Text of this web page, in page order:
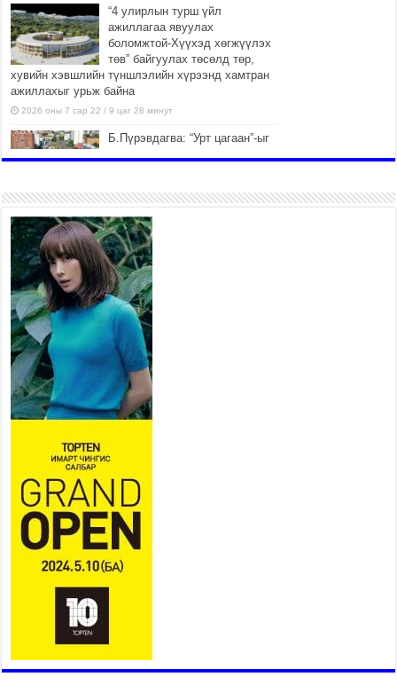
“4 улирлын турш үйл
ажиллагаа явуулах
боломжтой-Хүүхэд хөгжүүлэх
төв” байгуулах төсөлд төр,
хувийн хэвшлийн түншлэлийн хүрээнд хамтран
ажиллахыг урьж байна
2026 оны 7 сар 22 / 9 цаг 28 минут
Б.Пүрэвдагва: “Урт цагаан”-ыг
2026 оны 7 сар 21 / 16 цаг 47 минут
Тусгай замын автобус /BRT/
төслийн удирдах хорооны
ээлжит хуралдаан боллоо
2026 оны 7 сар 21 / 16 цаг 43 минут
Ерөнхий сайд Н.Учрал БНХАУ-аас Монгол Улсад
суугаа Элчин сайд Шэнь Миньжюанийг хүлээн
авч уулзав
2026 оны 7 сар 21 / 16 цаг 39 минут
БҮГД НАЙРАМДАХ ТАЖИКИСТАН УЛСТАЙ
ЭДИЙН ЗАСГИЙН ХАМТЫН АЖИЛЛАГААГ
ӨРГӨЖҮҮЛНЭ
2026 оны 7 сар 21 / 16 цаг 34 минут
26,992 суралцагч хотхоны бага сургуульд, 8100
суралцагч төрөлжсөн ахлах сургуульд
суралцана
2026 оны 7 сар 21 / 13 цаг 43 минут
COP17 хурлын үеэрх замын хөдөлгөөн, нийтийн
тээврийн зохицуулалт, сургууль, цэцэрлэг, зах,
иргэдэд мэдээлэхийг үүрэг болголоо
2026 оны 7 сар 21 / 11 цаг 59 минут
Гэр бүлийн хэрэг шүүхэд хянан шийдвэрлэх
тухай хуулиар хүүхдийн дээд ашиг сонирхлыг
нэн тэргүүнд хангахыг баталгаажууллаа